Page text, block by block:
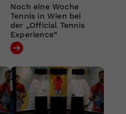
Noch eine Woche
Tennis in Wien bei
der „Official Tennis
Experience“